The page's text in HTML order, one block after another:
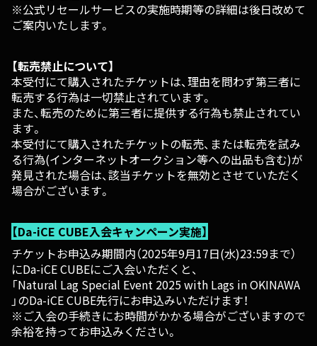
※公式リセールサービスの実施時期等の詳細は後日改めて
ご案内いたします。
【転売禁止について】
本受付にて購入されたチケットは、理由を問わず第三者に
転売する行為は一切禁止されています。
また、転売のために第三者に提供する行為も禁止されてい
ます。
本受付にて購入されたチケットの転売、または転売を試み
る行為(インターネットオークション等への出品も含む)が
発見された場合は、該当チケットを無効とさせていただく
場合がございます。
【Da-iCE CUBE入会キャンペーン実施】
チケットお申込み期間内（2025年9月17日(水)23:59まで）
にDa-iCE CUBEにご入会いただくと、
「Natural Lag Special Event 2025 with Lags in OKINAWA
」のDa-iCE CUBE先行にお申込みいただけます！
※ご入会の手続きにお時間がかかる場合がございますので
余裕を持ってお申込みください。